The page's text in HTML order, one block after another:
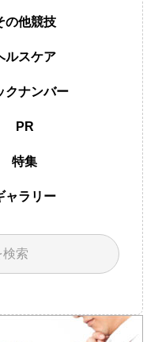
の他競技
ルスケア
クナンバー
PR
特集
ャラリー